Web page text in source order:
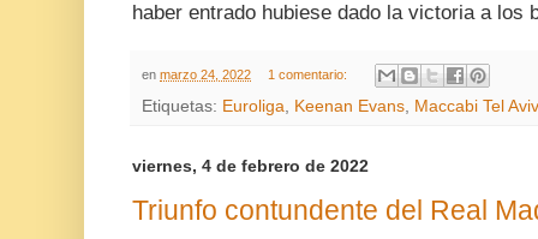
haber entrado hubiese dado la victoria a los
en marzo 24, 2022 1 comentario:
Etiquetas: Euroliga Keenan Evans Maccabi Tel Aviv
viernes, 4 de febrero de 2022
Triunfo contundente del Real